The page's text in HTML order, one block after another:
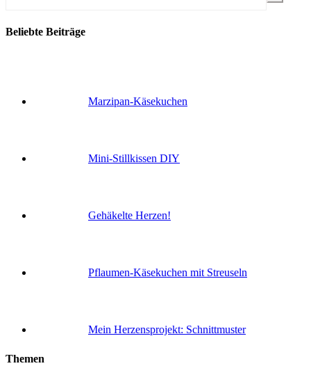
Beliebte Beiträge
Marzipan-Käsekuchen
Mini-Stillkissen DIY
Gehäkelte Herzen!
Pflaumen-Käsekuchen mit Streuseln
Mein Herzensprojekt: Schnittmuster
Themen